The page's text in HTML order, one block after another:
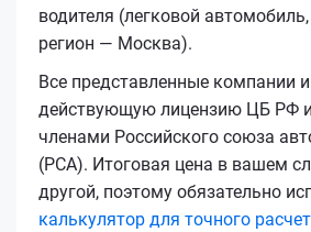
водителя (легковой
регион — Москва).
Все представленные компании
действующую лицензию ЦБ РФ
членами Российского союза
(РСА). Итоговая цена в вашем
другой, поэтому обязательно
калькулятор для точного